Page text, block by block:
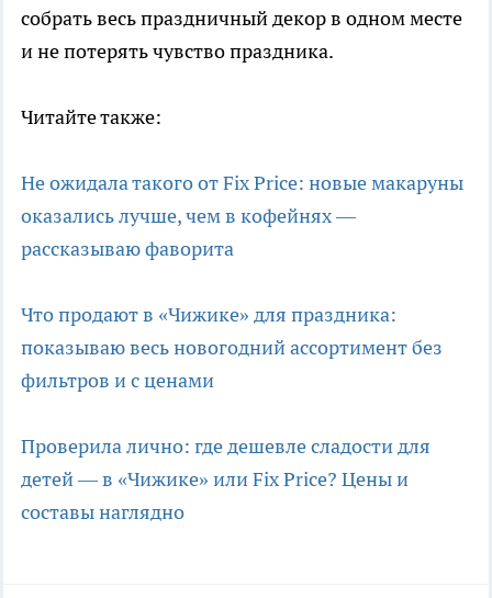
собрать весь праздничный декор в одном месте
и не потерять чувство праздника.
Читайте также:
Не ожидала такого от Fix Price: новые макаруны
оказались лучше, чем в кофейнях —
рассказываю фаворита
Что продают в «Чижике» для праздника:
показываю весь новогодний ассортимент без
фильтров и с ценами
Проверила лично: где дешевле сладости для
детей — в «Чижике» или Fix Price? Цены и
составы наглядно